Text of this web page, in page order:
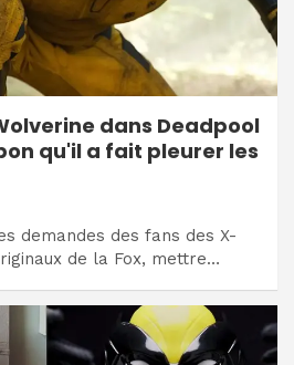
dans Deadpool
qu'il a fait pleurer les
demandes des fans des X-
de la Fox, mettre…